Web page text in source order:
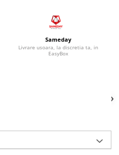
Sameday
Livrare usoara, la discretia ta, in
EasyBox